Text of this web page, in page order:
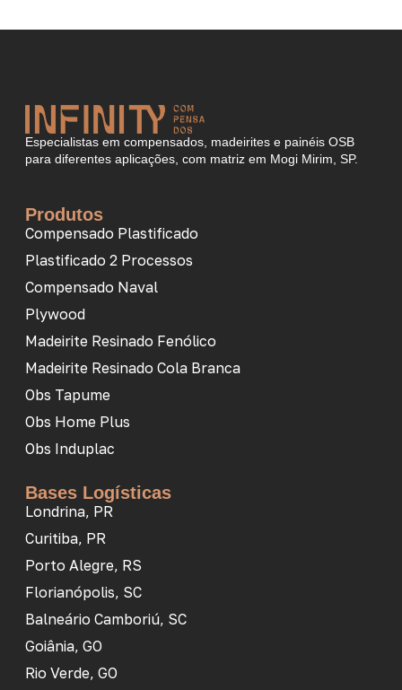
Especialistas em compensados, madeirites e painéis OSB
para diferentes aplicações, com matriz em Mogi Mirim, SP.
Produtos
Compensado Plastificado
Plastificado 2 Processos
Compensado Naval
Plywood
Madeirite Resinado Fenólico
Madeirite Resinado Cola Branca
Obs Tapume
Obs Home Plus
Obs Induplac
Bases Logísticas
Londrina, PR
Curitiba, PR
Porto Alegre, RS
Florianópolis, SC
Balneário Camboriú, SC
Goiânia, GO
Rio Verde, GO